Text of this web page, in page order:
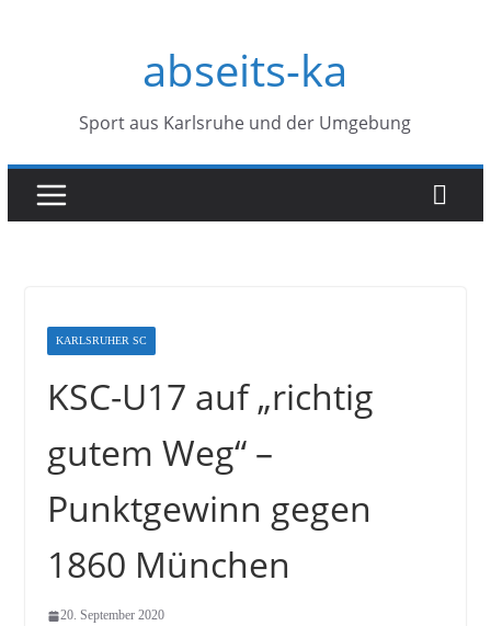
abseits-ka
Sport aus Karlsruhe und der Umgebung
KARLSRUHER SC
KSC-U17 auf „richtig
gutem Weg“ –
Punktgewinn gegen
1860 München
20. September 2020